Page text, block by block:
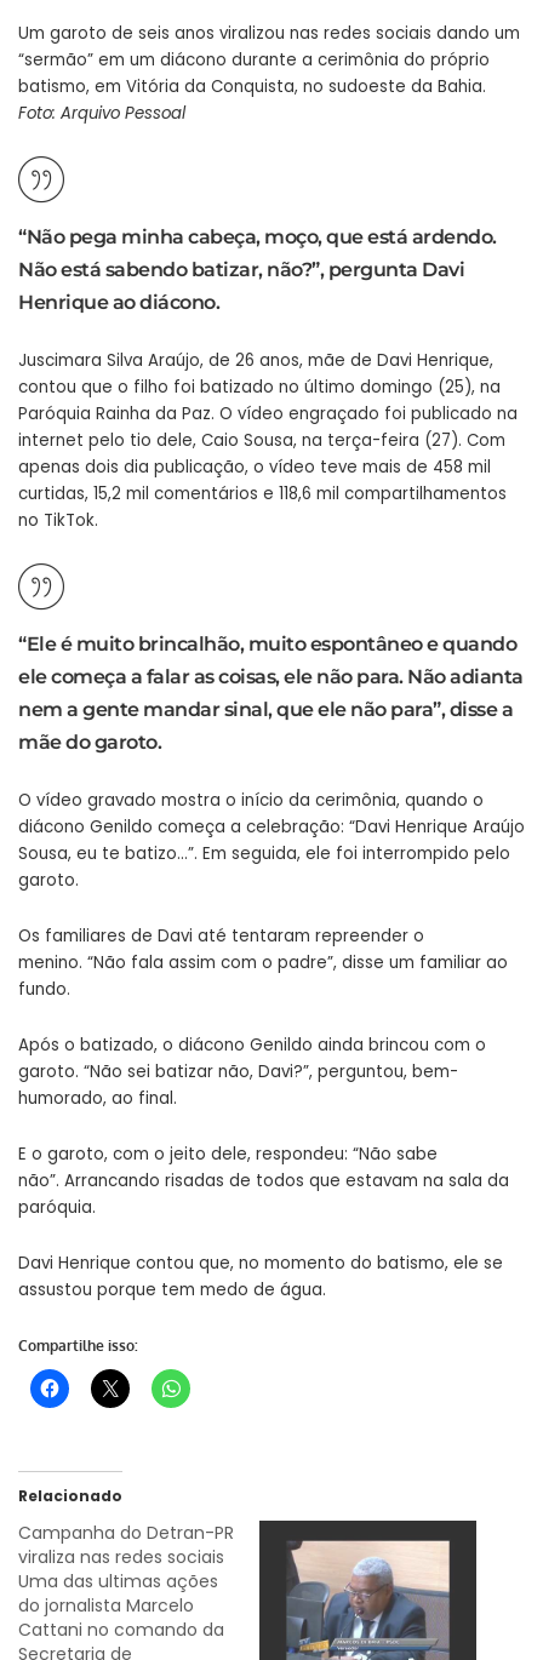
Um garoto de seis anos viralizou nas redes sociais dando um
“sermão” em um diácono durante a cerimônia do próprio
batismo, em Vitória da Conquista, no sudoeste da Bahia.
Foto: Arquivo Pessoal
“Não pega minha cabeça, moço, que está ardendo.
Não está sabendo batizar, não?”, pergunta Davi
Henrique ao diácono.
Juscimara Silva Araújo, de 26 anos, mãe de Davi Henrique,
contou que o filho foi batizado no último domingo (25), na
Paróquia Rainha da Paz. O vídeo engraçado foi publicado na
internet pelo tio dele, Caio Sousa, na terça-feira (27). Com
apenas dois dia publicação, o vídeo teve mais de 458 mil
curtidas, 15,2 mil comentários e 118,6 mil compartilhamentos
no TikTok.
“Ele é muito brincalhão, muito espontâneo e quando
ele começa a falar as coisas, ele não para. Não adianta
nem a gente mandar sinal, que ele não para”, disse a
mãe do garoto.
O vídeo gravado mostra o início da cerimônia, quando o
diácono Genildo começa a celebração: “Davi Henrique Araújo
Sousa, eu te batizo…”. Em seguida, ele foi interrompido pelo
garoto.
Os familiares de Davi até tentaram repreender o
menino. “Não fala assim com o padre”, disse um familiar ao
fundo.
Após o batizado, o diácono Genildo ainda brincou com o
garoto. “Não sei batizar não, Davi?”, perguntou, bem-
humorado, ao final.
E o garoto, com o jeito dele, respondeu: “Não sabe
não”. Arrancando risadas de todos que estavam na sala da
paróquia.
Davi Henrique contou que, no momento do batismo, ele se
assustou porque tem medo de água.
Compartilhe isso:
Relacionado
Campanha do Detran-PR
viraliza nas redes sociais
Uma das ultimas ações
do jornalista Marcelo
Cattani no comando da
Secretaria de